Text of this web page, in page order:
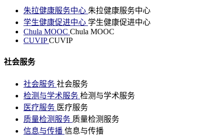
朱拉健康服务中心 朱拉健康服务中心
学生健康促进中心 学生健康促进中心
Chula MOOC Chula MOOC
CUVIPCUVIP
社会服务
社会服务 社会服务
检测与学术服务 检测与学术服务
医疗服务 医疗服务
质量检测服务 质量检测服务
信息与传播 信息与传播